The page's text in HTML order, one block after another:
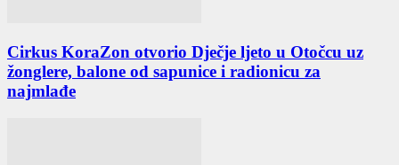
Cirkus KoraZon otvorio Dječje ljeto u Otočcu uz
žonglere, balone od sapunice i radionicu za
najmlađe